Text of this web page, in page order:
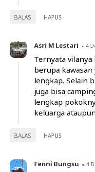
BALAS HAPUS
Asri M Lestari 4
Ternyata
berupa kawasan
lengkap. Selain
juga bisa
lengkap
keluarga
BALAS HAPUS
Fenni Bungsu 4